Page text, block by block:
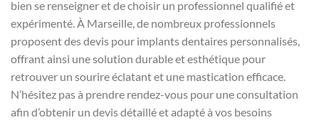
bien se renseigner et de choisir un professionnel qualifié et
expérimenté. À Marseille, de nombreux professionnels
proposent des devis pour implants dentaires personnalisés,
offrant ainsi une solution durable et esthétique pour
retrouver un sourire éclatant et une mastication efficace.
N’hésitez pas à prendre rendez-vous pour une consultation
afin d’obtenir un devis détaillé et adapté à vos besoins